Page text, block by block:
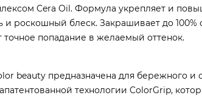
Cera Oil. Формула укрепляет и
и роскошный блеск. Закрашивает до
точное попадание в желаемый оттенок.
beauty предназначена для бережного и
технологии ColorGrip,